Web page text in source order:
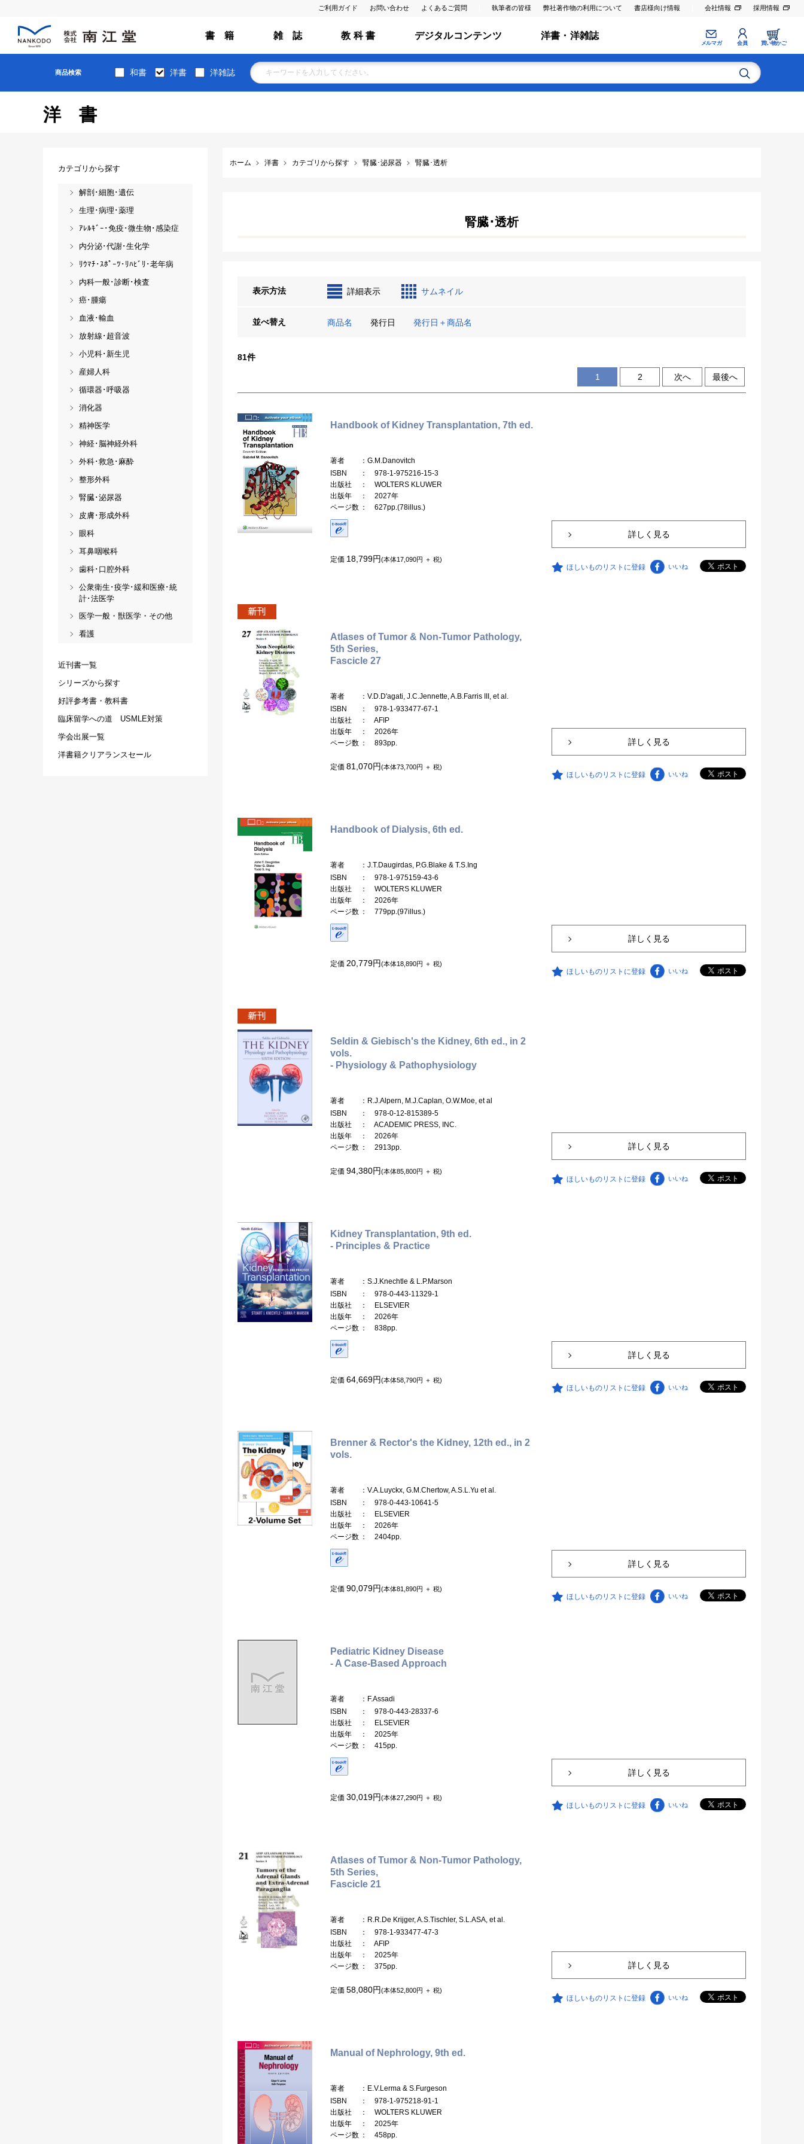
ご利用ガイド お問い合わせ よくあるご質問 執筆者の皆様 弊社著作物の利用について 書店様向け情報 会社情報 採用情報
書 籍 雑 誌 教 科 書 デジタルコンテンツ 洋書・洋雑誌
メルマガ 会員 買い物かご
商品検索 和書 洋書 洋雑誌
洋書
ホーム 洋書 カテゴリから探す 腎臓･泌尿器 腎臓･透析
腎臓･透析
表示方法 詳細表示 サムネイル
並べ替え 商品名 発行日 発行日＋商品名
81件
1 2 次へ 最後へ
Handbook of Kidney Transplantation, 7th ed.
著者
：G.M.Danovitch
ISBN
： 978-1-975216-15-3
出版社
： WOLTERS KLUWER
出版年
： 2027年
ページ数 ： 627pp.(78illus.)
定価 18,799円(本体17,090円 ＋ 税)
詳しく見る
ほしいものリストに登録 いいね
Atlases of Tumor & Non-Tumor Pathology,
5th Series,
Fascicle 27
著者
：V.D.D'agati, J.C.Jennette, A.B.Farris III, et al.
ISBN
： 978-1-933477-67-1
出版社
： AFIP
出版年
： 2026年
ページ数 ： 893pp.
定価 81,070円(本体73,700円 ＋ 税)
詳しく見る
ほしいものリストに登録 いいね
Handbook of Dialysis, 6th ed.
著者
：J.T.Daugirdas, P.G.Blake & T.S.Ing
ISBN
： 978-1-975159-43-6
出版社
： WOLTERS KLUWER
出版年
： 2026年
ページ数 ： 779pp.(97illus.)
定価 20,779円(本体18,890円 ＋ 税)
詳しく見る
ほしいものリストに登録 いいね
Seldin & Giebisch's the Kidney, 6th ed., in 2
vols.
- Physiology & Pathophysiology
著者
：R.J.Alpern, M.J.Caplan, O.W.Moe, et al
ISBN
： 978-0-12-815389-5
出版社
： ACADEMIC PRESS, INC.
出版年
： 2026年
ページ数 ： 2913pp.
定価 94,380円(本体85,800円 ＋ 税)
詳しく見る
ほしいものリストに登録 いいね
Kidney Transplantation, 9th ed.
- Principles & Practice
著者
：S.J.Knechtle & L.P.Marson
ISBN
： 978-0-443-11329-1
出版社
： ELSEVIER
出版年
： 2026年
ページ数 ： 838pp.
定価 64,669円(本体58,790円 ＋ 税)
詳しく見る
ほしいものリストに登録 いいね
Brenner & Rector's the Kidney, 12th ed., in 2
vols.
著者
：V.A.Luyckx, G.M.Chertow, A.S.L.Yu et al.
ISBN
： 978-0-443-10641-5
出版社
： ELSEVIER
出版年
： 2026年
ページ数 ： 2404pp.
定価 90,079円(本体81,890円 ＋ 税)
詳しく見る
ほしいものリストに登録 いいね
Pediatric Kidney Disease
- A Case-Based Approach
著者
：F.Assadi
ISBN
： 978-0-443-28337-6
出版社
： ELSEVIER
出版年
： 2025年
ページ数 ： 415pp.
定価 30,019円(本体27,290円 ＋ 税)
詳しく見る
ほしいものリストに登録 いいね
Atlases of Tumor & Non-Tumor Pathology,
5th Series,
Fascicle 21
著者
：R.R.De Krijger, A.S.Tischler, S.L.ASA, et al.
ISBN
： 978-1-933477-47-3
出版社
： AFIP
出版年
： 2025年
ページ数 ： 375pp.
定価 58,080円(本体52,800円 ＋ 税)
詳しく見る
ほしいものリストに登録 いいね
Manual of Nephrology, 9th ed.
著者
：E.V.Lerma & S.Furgeson
ISBN
： 978-1-975218-91-1
出版社
： WOLTERS KLUWER
出版年
： 2025年
ページ数 ： 458pp.
カテゴリから探す
解剖･細胞･遺伝
生理･病理･薬理
ｱﾚﾙｷﾞｰ･免疫･微生物･感染症
内分泌･代謝･生化学
ﾘｳﾏﾁ･ｽﾎﾟｰﾂ･ﾘﾊﾋﾞﾘ･老年病
内科一般･診断･検査
癌･腫瘍
血液･輸血
放射線･超音波
小児科･新生児
産婦人科
循環器･呼吸器
消化器
精神医学
神経･脳神経外科
外科･救急･麻酔
整形外科
腎臓･泌尿器
皮膚･形成外科
眼科
耳鼻咽喉科
歯科･口腔外科
公衆衛生･疫学･緩和医療･統
計･法医学
医学一般・獣医学・その他
看護
近刊書一覧
シリーズから探す
好評参考書・教科書
臨床留学への道 USMLE対策
学会出展一覧
洋書籍クリアランスセール